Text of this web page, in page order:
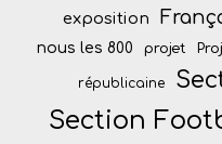
exposition
nous les 800 projet
républicaine
Section